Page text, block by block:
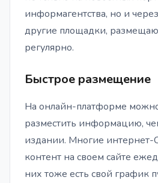
информагентства, но и
другие площадки,
регулярно.
Быстрое размещение
На онлайн-платформе
разместить информацию,
издании. Многие
контент на своем сайте
них тоже есть свой график